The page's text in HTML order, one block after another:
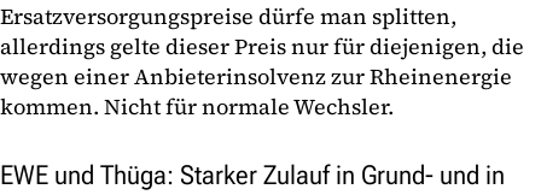
Ersatzversorgungspreise dürfe man splitten,
allerdings gelte dieser Preis nur für diejenigen, die
wegen einer Anbieterinsolvenz zur Rheinenergie
kommen. Nicht für normale Wechsler.
EWE und Thüga: Starker Zulauf in Grund- und in